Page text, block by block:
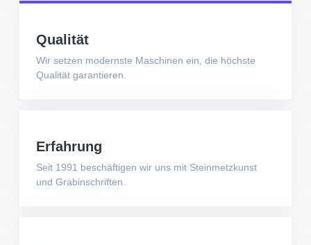
Qualität
Wir setzen modernste Maschinen ein, die höchste
Qualität garantieren.
Erfahrung
Seit 1991 beschäftigen wir uns mit Steinmetzkunst
und Grabinschriften.